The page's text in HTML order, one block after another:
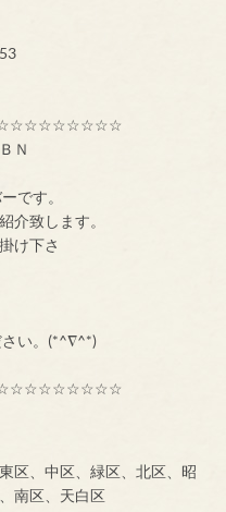
Ｎ
バーです。
介致します。
下さ
！
さい。(*^∇^*)
区、中区、緑区、北区、昭
南区、天白区